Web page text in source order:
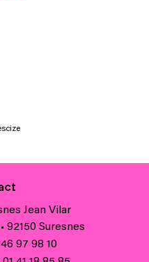
Jean Vilar
92150 Suresnes
97 98 10